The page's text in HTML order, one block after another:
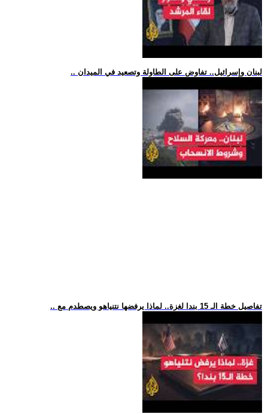
.. لبنان وإسرائيل.. تفاوض على الطاولة وتصعيد في الميدان
.. تفاصيل خطة الـ 15 بندا لغزة.. لماذا يرفضها نتنياهو ويصطدم مع